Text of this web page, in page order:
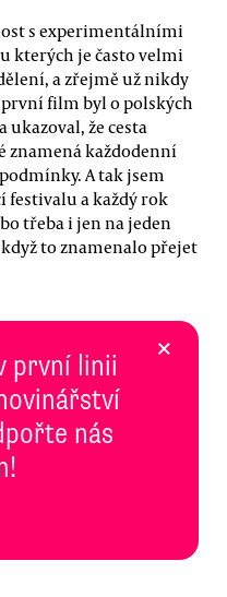
s experimentálními
kterých je často velmi
a zřejmě už nikdy
film byl o polských
že cesta
znamená každodenní
A tak jsem
festivalu a každý rok
třeba i jen na jeden
to znamenalo přejet
první linii
nás
×